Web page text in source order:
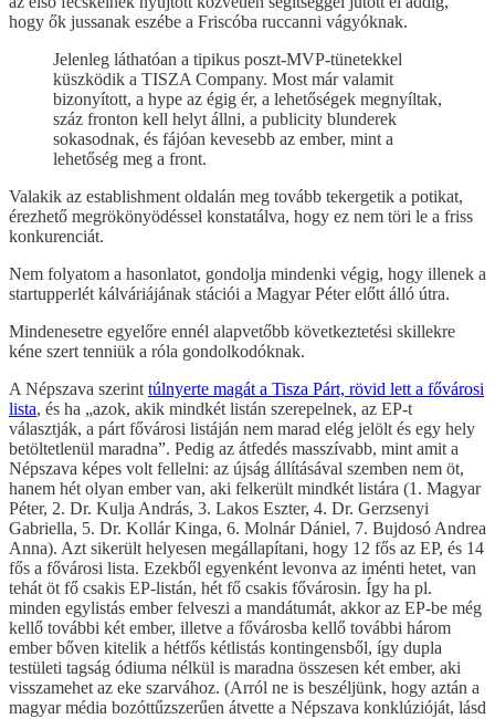
hogy ők jussanak eszébe a Friscóba ruccanni vágyóknak.
Jelenleg láthatóan a tipikus poszt-MVP-tünetekkel
küszködik a TISZA Company. Most már valamit
bizonyított, a hype az égig ér, a lehetőségek megnyíltak,
száz fronton kell helyt állni, a publicity blunderek
sokasodnak, és fájóan kevesebb az ember, mint a
lehetőség meg a front.
Valakik az establishment oldalán meg tovább tekergetik a potikat,
érezhető megrökönyödéssel konstatálva, hogy ez nem töri le a friss
konkurenciát.
Nem folyatom a hasonlatot, gondolja mindenki végig, hogy illenek a
startupperlét kálváriájának stációi a Magyar Péter előtt álló útra.
Mindenesetre egyelőre ennél alapvetőbb következtetési skillekre
kéne szert tenniük a róla gondolkodóknak.
A Népszava szerint túlnyerte magát a Tisza Párt, rövid lett a fővárosi
lista, és ha „azok, akik mindkét listán szerepelnek, az EP-t
választják, a párt fővárosi listáján nem marad elég jelölt és egy hely
betöltetlenül maradna”. Pedig az átfedés masszívabb, mint amit a
Népszava képes volt fellelni: az újság állításával szemben nem öt,
hanem hét olyan ember van, aki felkerült mindkét listára (1. Magyar
Péter, 2. Dr. Kulja András, 3. Lakos Eszter, 4. Dr. Gerzsenyi
Gabriella, 5. Dr. Kollár Kinga, 6. Molnár Dániel, 7. Bujdosó Andrea
Anna). Azt sikerült helyesen megállapítani, hogy 12 fős az EP, és 14
fős a fővárosi lista. Ezekből egyenként levonva az iménti hetet, van
tehát öt fő csakis EP-listán, hét fő csakis fővárosin. Így ha pl.
minden egylistás ember felveszi a mandátumát, akkor az EP-be még
kellő további két ember, illetve a fővárosba kellő további három
ember bőven kitelik a hétfős kétlistás kontingensből, így dupla
testületi tagság ódiuma nélkül is maradna összesen két ember, aki
visszamehet az eke szarvához. (Arról ne is beszéljünk, hogy aztán a
magyar média bozóttűzszerűen átvette a Népszava konklúzióját, lásd